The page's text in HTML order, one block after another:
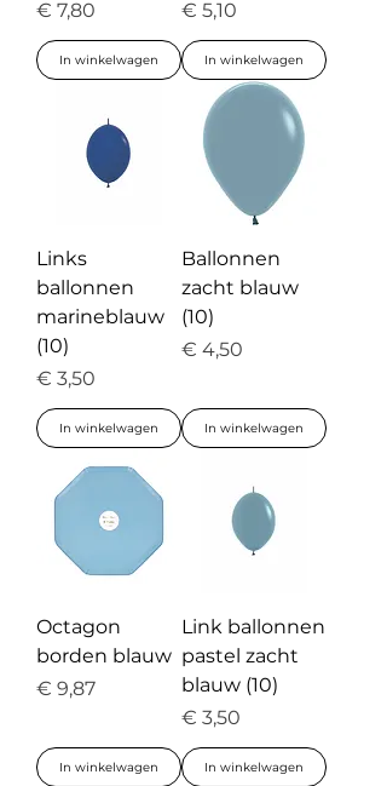
Prijs
€ 7,80
In winkelwagen
Prijs
€ 5,10
In winkelwagen
Links
ballonnen
marineblauw
(10)
Prijs
€ 3,50
In winkelwagen
Ballonnen
zacht blauw
(10)
Prijs
€ 4,50
In winkelwagen
Octagon
borden blauw
Prijs
€ 9,87
In winkelwagen
Link ballonnen
pastel zacht
blauw (10)
Prijs
€ 3,50
In winkelwagen